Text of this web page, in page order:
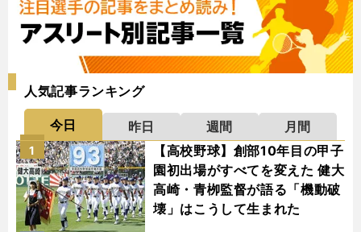
人気記事ランキング
今日 昨日 週間
月間
【高校野球】創部10年目の甲子
園初出場がすべてを変えた 健大
高崎・青栁監督が語る「機動破
壊」はこうして生まれた
1